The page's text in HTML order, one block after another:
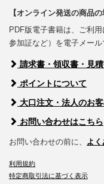
【オンライン発送の商品の
PDF版電子書籍は、ご利
参加証など）を電子メール
請求書・領収書・見
ポイントについて
大口注文・法人のお
お問い合わせはこちら
お問い合わせの前に、 よく
利用規約
特定商取引法に基づく表示